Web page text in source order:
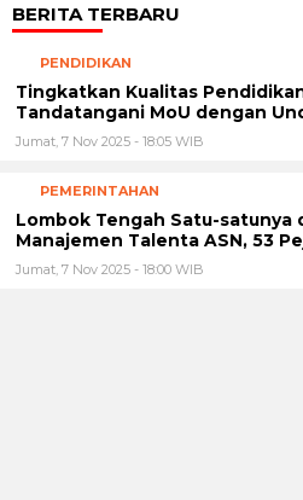
BERITA TERBARU
PENDIDIKAN
Tingkatkan Kualitas
Tandatangani MoU dengan
Jumat, 7 Nov 2025 - 18:05 WIB
PEMERINTAHAN
Lombok Tengah Satu-satunya
Manajemen Talenta ASN, 53
Jumat, 7 Nov 2025 - 18:00 WIB